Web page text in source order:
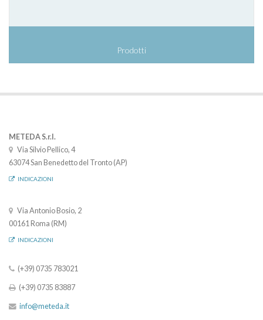
Prodotti
METEDA S.r.l.
Via Silvio Pellico, 4
63074 San Benedetto del Tronto (AP)
INDICAZIONI
Via Antonio Bosio, 2
00161 Roma (RM)
INDICAZIONI
(+39) 0735 783021
(+39) 0735 83887
info@meteda.it